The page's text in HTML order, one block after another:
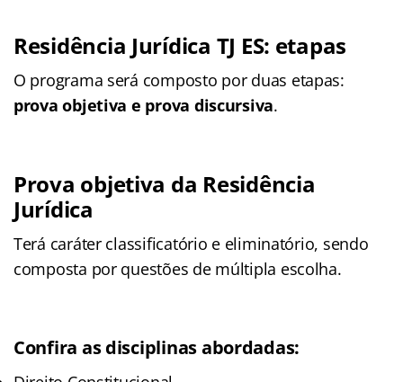
Residência Jurídica TJ ES: etapas
O programa será composto por duas etapas:
prova objetiva e prova discursiva.
Prova objetiva da Residência
Jurídica
Terá caráter classificatório e eliminatório, sendo
composta por questões de múltipla escolha.
Confira as disciplinas abordadas: